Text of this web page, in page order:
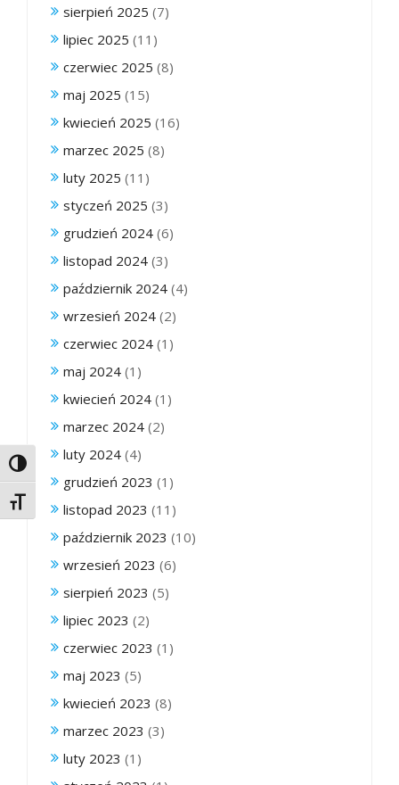
Toggle High Contrast
Toggle Font size
sierpień 2025 (7)
lipiec 2025 (11)
czerwiec 2025 (8)
maj 2025 (15)
kwiecień 2025 (16)
marzec 2025 (8)
luty 2025 (11)
styczeń 2025 (3)
grudzień 2024 (6)
listopad 2024 (3)
październik 2024 (4)
wrzesień 2024 (2)
czerwiec 2024 (1)
maj 2024 (1)
kwiecień 2024 (1)
marzec 2024 (2)
luty 2024 (4)
grudzień 2023 (1)
listopad 2023 (11)
październik 2023 (10)
wrzesień 2023 (6)
sierpień 2023 (5)
lipiec 2023 (2)
czerwiec 2023 (1)
maj 2023 (5)
kwiecień 2023 (8)
marzec 2023 (3)
luty 2023 (1)